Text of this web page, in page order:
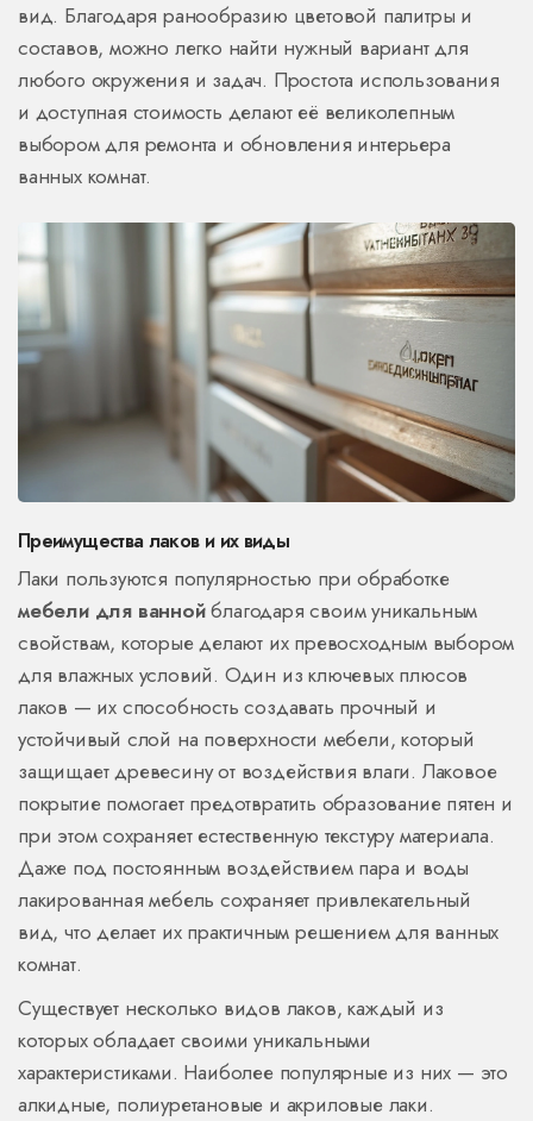
вид. Благодаря ранообразию цветовой палитры и
составов, можно легко найти нужный вариант для
любого окружения и задач. Простота использования
и доступная стоимость делают её великолепным
выбором для ремонта и обновления интерьера
ванных комнат.
Преимущества лаков и их виды
Лаки пользуются популярностью при обработке
мебели для ваннойблагодаря своим уникальным
свойствам, которые делают их превосходным выбором
для влажных условий. Один из ключевых плюсов
лаков — их способность создавать прочный и
устойчивый слой на поверхности мебели, который
защищает древесину от воздействия влаги. Лаковое
покрытие помогает предотвратить образование пятен и
при этом сохраняет естественную текстуру материала.
Даже под постоянным воздействием пара и воды
лакированная мебель сохраняет привлекательный
вид, что делает их практичным решением для ванных
комнат.
Существует несколько видов лаков, каждый из
которых обладает своими уникальными
характеристиками. Наиболее популярные из них — это
алкидные, полиуретановые и акриловые лаки.